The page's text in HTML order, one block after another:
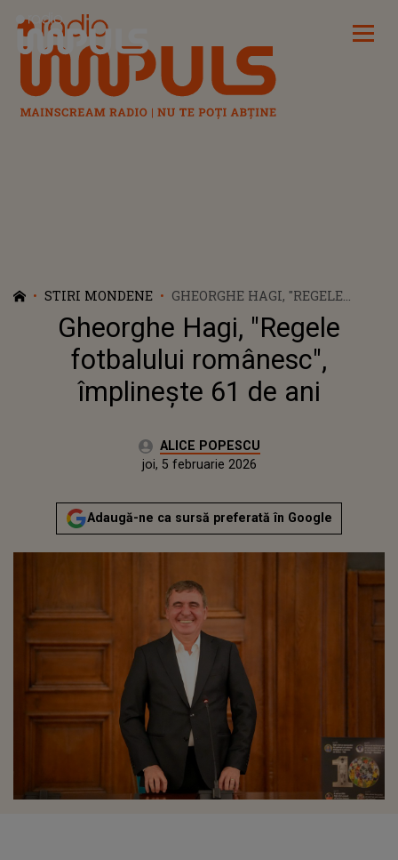
Radio Impuls
STIRI MONDENE
GHEORGHE HAGI, "REGELE
FOTBALULUI ROMÂNESC",
ÎMPLINEŞTE 61 DE ANI
Gheorghe Hagi, "Regele
fotbalului românesc",
împlineşte 61 de ani
Autor:ALICE POPESCU
Publicat:
joi, 5 februarie 2026
Adaugă-ne ca sursă preferată în Google